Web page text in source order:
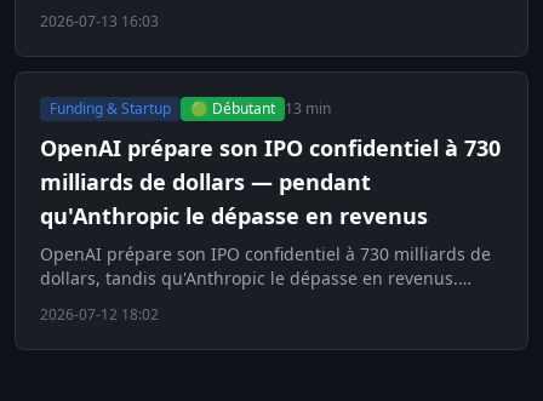
2026-07-13 16:03
Funding & Startup 🟢 Débutant 13 min
OpenAI prépare son IPO confidentiel à 730
milliards de dollars — pendant
qu'Anthropic le dépasse en revenus
OpenAI prépare son IPO confidentiel à 730 milliards de
dollars, tandis qu'Anthropic le dépasse en revenus.
2026-07-12 18:02